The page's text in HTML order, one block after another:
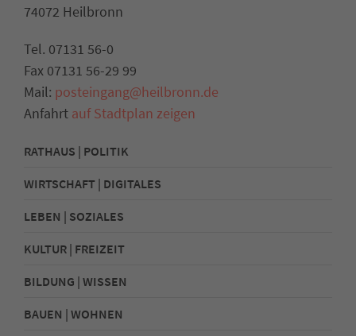
74072 Heilbronn
Tel. 07131 56-0
Fax 07131 56-29 99
Mail: posteingang@heilbronn.de
Anfahrt auf Stadtplan zeigen
RATHAUS | POLITIK
WIRTSCHAFT | DIGITALES
LEBEN | SOZIALES
KULTUR | FREIZEIT
BILDUNG | WISSEN
BAUEN | WOHNEN